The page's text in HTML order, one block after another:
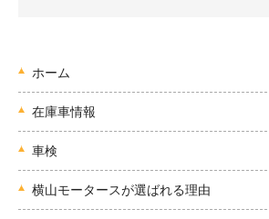
ホーム
在庫車情報
車検
横山モータースが選ばれる理由